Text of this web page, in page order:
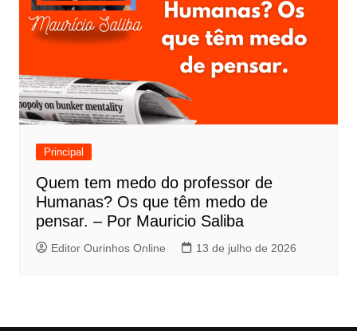
Principal
Quem tem medo do professor de
Humanas? Os que têm medo de
pensar. – Por Mauricio Saliba
Editor Ourinhos Online 13 de julho de 2026